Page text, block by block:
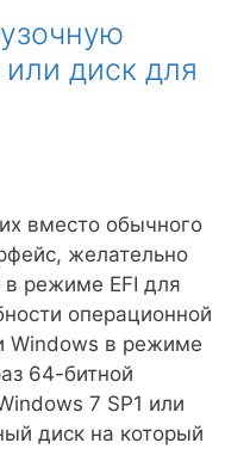
диск для
вместо обычного
желательно
в режиме EFI для
операционной
Windows в режиме
64-битной
7 SP1 или
диск на который